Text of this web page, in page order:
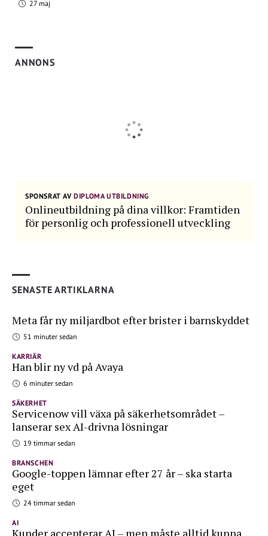
27 maj
ANNONS
SPONSRAT AVDIPLOMA UTBILDNING
Onlineutbildning på dina villkor: Framtiden
för personlig och professionell utveckling
SENASTE ARTIKLARNA
Meta får ny miljardbot efter brister i barnskyddet
51 minuter sedan
KARRIÄR
Han blir ny vd på Avaya
6 minuter sedan
SÄKERHET
Servicenow vill växa på säkerhetsområdet –
lanserar sex AI-drivna lösningar
19 timmar sedan
BRANSCHEN
Google-toppen lämnar efter 27 år – ska starta
eget
24 timmar sedan
AI
Kunder accepterar AI – men måste alltid kunna